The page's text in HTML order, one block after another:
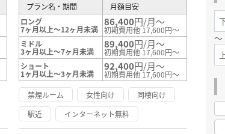
プラン名・期間
月額目安
ロング
7ヶ月以上～12ヶ月未満
86,400円/月～
初期費用他 17,600円～
ミドル
3ヶ月以上～7ヶ月未満
89,400円/月～
初期費用他 17,600円～
ショート
1ヶ月以上～3ヶ月未満
92,400円/月～
初期費用他 17,600円～
禁煙ルーム
女性向け
同棲向け
駅近
インターネット無料
～